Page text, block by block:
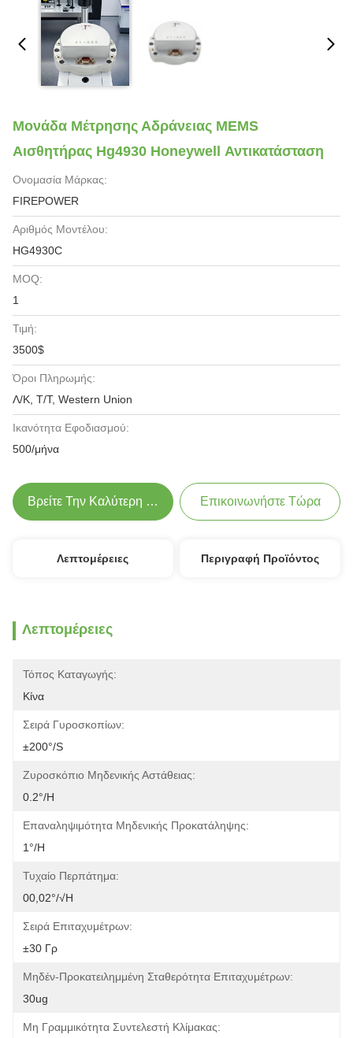
Μονάδα Μέτρησης Αδράνειας MEMS
Αισθητήρας Hg4930 Honeywell Αντικατάσταση
Ονομασία Μάρκας:
FIREPOWER
Αριθμός Μοντέλου:
HG4930C
MOQ:
1
Τιμή:
3500$
Όροι Πληρωμής:
Λ/Κ, Τ/Τ, Western Union
Ικανότητα Εφοδιασμού:
500/μήνα
Βρείτε Την Καλύτερη Τιμή Επικοινωνήστε Τώρα
Λεπτομέρειες Περιγραφή Προϊόντος
Λεπτομέρειες
Τόπος Καταγωγής:
Κίνα
Σειρά Γυροσκοπίων:
±200°/s
Ζυροσκόπιο Μηδενικής Αστάθειας:
0.2°/h
Επαναληψιμότητα Μηδενικής Προκατάληψης:
1°/h
Τυχαίο Περπάτημα:
00,02°/√h
Σειρά Επιταχυμέτρων:
±30 Γρ
Μηδέν-Προκατειλημμένη Σταθερότητα Επιταχυμέτρων:
30ug
Μη Γραμμικότητα Συντελεστή Κλίμακας: